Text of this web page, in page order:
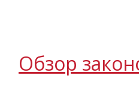
Обзор